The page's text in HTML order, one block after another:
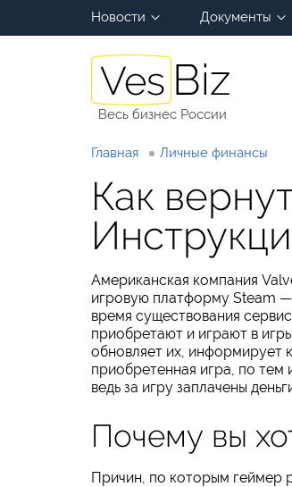
Новости Документы
Весь бизнес России
Главная Личные финансы
Как
Американская компания
игровую платформу Steam
время существования
приобретают и играют в
обновляет их, информирует
приобретенная игра, по тем
ведь за игру заплачены
Почему вы
Причин, по которым геймер